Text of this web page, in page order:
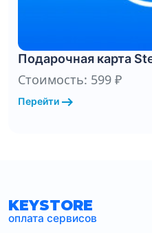
Подарочная карта
Стоимость: 599 ₽
Перейти arrow_right_alt
KEYSTORE
оплата сервисов